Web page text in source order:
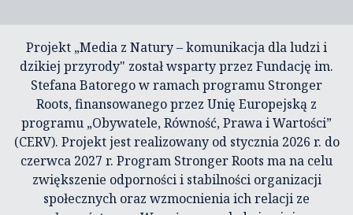
Projekt „Media z Natury – komunikacja dla ludzi i
dzikiej przyrody" został wsparty przez Fundację im.
Stefana Batorego w ramach programu Stronger
Roots, finansowanego przez Unię Europejską z
programu „Obywatele, Równość, Prawa i Wartości”
(CERV). Projekt jest realizowany od stycznia 2026 r. do
czerwca 2027 r. Program Stronger Roots ma na celu
zwiększenie odporności i stabilności organizacji
społecznych oraz wzmocnienia ich relacji ze